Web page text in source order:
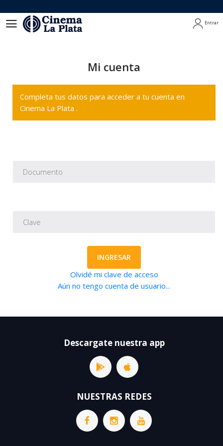
Entrar
Mi cuenta
Completa tus datos para acceder a tu cuenta en
Cinema La Plata .
INGRESAR
Olvidé mi clave de acceso
Aún no tengo cuenta de usuario...
Descargate nuestra app
NUESTRAS REDES